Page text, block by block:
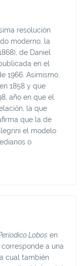
resolución
moderno, la
de Daniel
en el
1966. Asimismo,
1858 y que
año en que el
la que
que la de
el modelo
o
Lobos en
a una
cual también